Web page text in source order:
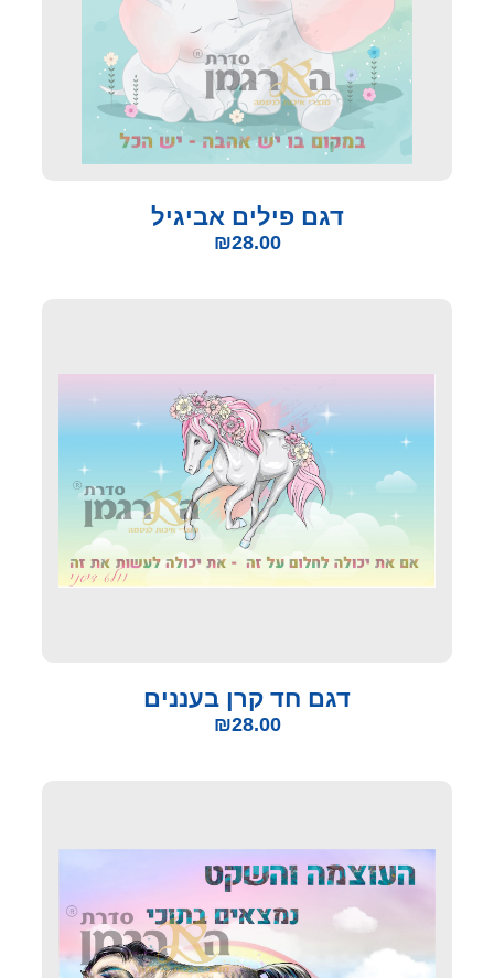
דגם פילים אביגיל
₪28.00
דגם חד קרן בעננים
₪28.00